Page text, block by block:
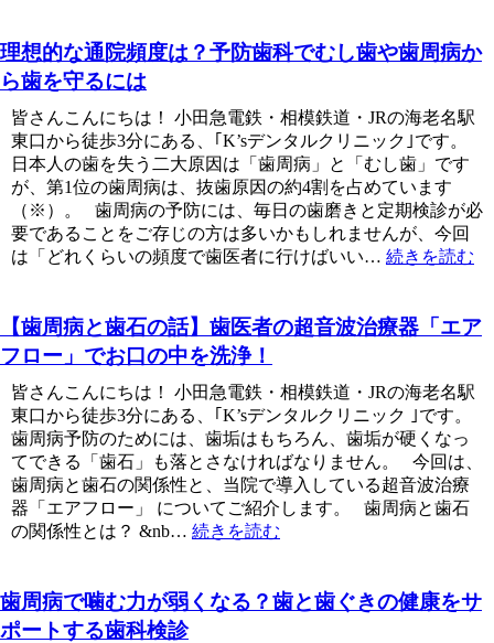
理想的な通院頻度は？予防歯科でむし歯や歯周病か
ら歯を守るには
皆さんこんにちは！ 小田急電鉄・相模鉄道・JRの海老名駅
東口から徒歩3分にある、｢K’sデンタルクリニック｣です。
日本人の歯を失う二大原因は「歯周病」と「むし歯」です
が、第1位の歯周病は、抜歯原因の約4割を占めています
（※）。 歯周病の予防には、毎日の歯磨きと定期検診が必
要であることをご存じの方は多いかもしれませんが、今回
は「どれくらいの頻度で歯医者に行けばいい… 続きを読む
【歯周病と歯石の話】歯医者の超音波治療器「エア
フロー」でお口の中を洗浄！
皆さんこんにちは！ 小田急電鉄・相模鉄道・JRの海老名駅
東口から徒歩3分にある、｢K’sデンタルクリニック ｣です。
歯周病予防のためには、歯垢はもちろん、歯垢が硬くなっ
てできる「歯石」も落とさなければなりません。 今回は、
歯周病と歯石の関係性と、当院で導入している超音波治療
器「エアフロー」 についてご紹介します。 歯周病と歯石
の関係性とは？ &nb… 続きを読む
歯周病で噛む力が弱くなる？歯と歯ぐきの健康をサ
ポートする歯科検診